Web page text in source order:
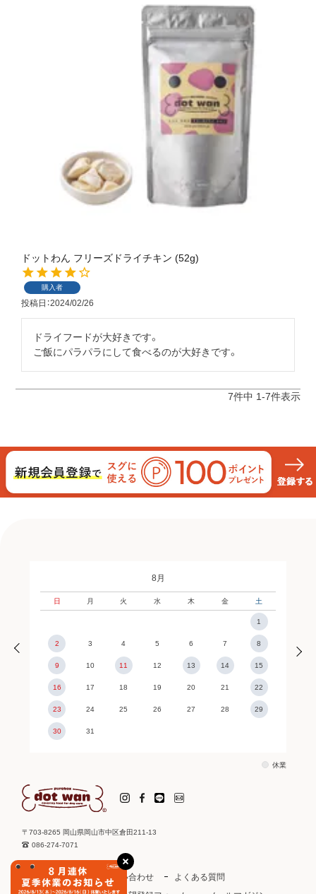
ドットわん フリーズドライチキン (52g)
購入者
投稿日 2024/02/26
ドライフードが大好きです。
ご飯にパラパラにして食べるのが大好きです。
7件中 1-7件表示
8月
日 月 火 水 木 金 土
1
2 3 4 5 6 7 8
9 10 11 12 13 14 15
16 17 18 19 20 21 22
23 24 25 26 27 28 29
30 31
休業
〒703-8265 岡山県岡山市中区倉田211-13
086-274-7071
ご利用ガイド お問い合わせ
よくある質問